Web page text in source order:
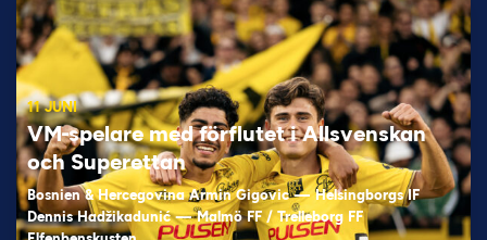
11 JUNI
VM-spelare med förflutet i Allsvenskan
och Superettan
Bosnien & Hercegovina Armin Gigovic — Helsingborgs IF
Dennis Hadžikadunić — Malmö FF / Trelleborg FF